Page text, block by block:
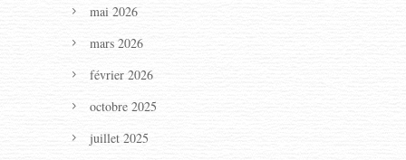
mai 2026
mars 2026
février 2026
octobre 2025
juillet 2025